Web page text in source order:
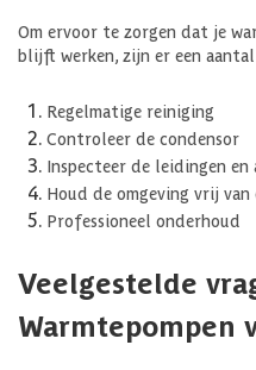
Om ervoor te zorgen dat je
blijft werken, zijn er een
Regelmatige reiniging
Controleer de condensor
Inspecteer de leidingen
Houd de omgeving vrij van
Professioneel onderhoud
Veelgestelde
Warmtepompen